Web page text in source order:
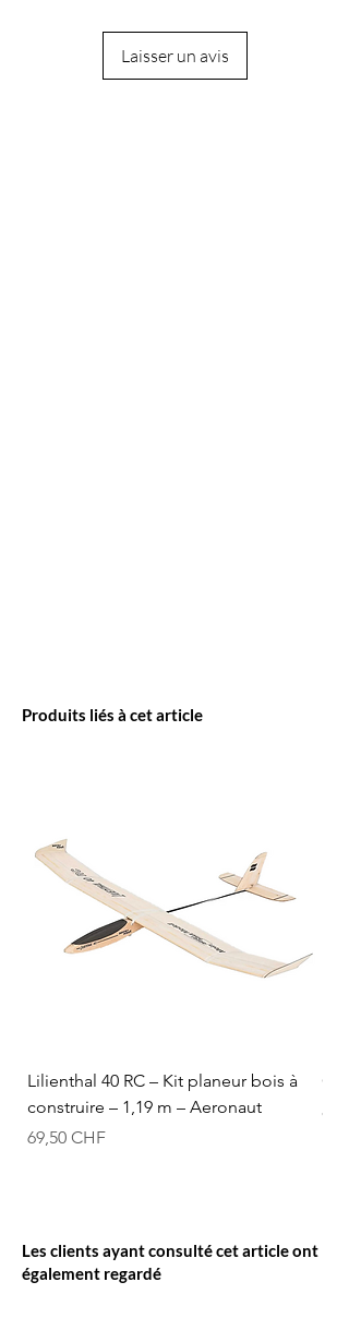
Laisser un avis
Produits liés à cet article
Lilienthal 40 RC – Kit planeur bois à
construire – 1,19 m – Aeronaut
Prix
69,50 CHF
Prix
Les clients ayant consulté cet article ont
également regardé